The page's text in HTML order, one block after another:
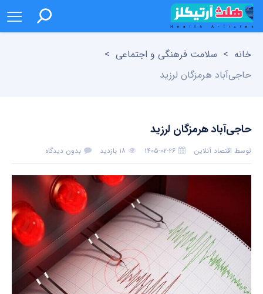
خانه > سلامت فرهنگی و اجتماعی >
حاجی‌آباد هرمزگان لرزید
حاجی‌آباد هرمزگان لرزید
توسط اقتصاد آنلاین ۱۴۰۵-۰۲-۲۶ ۱۸ بازدید بدون دیدگاه